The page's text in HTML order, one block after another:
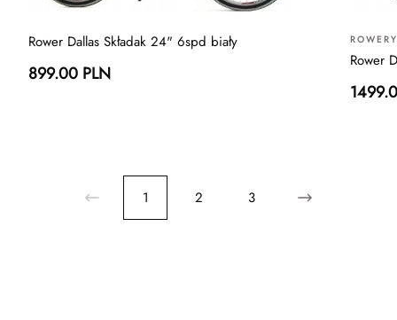
Rower Dallas Składak 24" 6spd biały
899.00 PLN
Rower
1 2 3